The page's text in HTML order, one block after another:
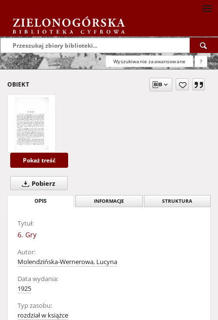
Wyszukiwanie zaawansowane ?
OBIEKT
Pokaż treść
Pobierz
OPIS INFORMACJE STRUKTURA
Tytuł:
6. Gry
Autor:
Molendzińska-Wernerowa, Lucyna
Data wydania:
1925
Typ zasobu:
rozdział w książce